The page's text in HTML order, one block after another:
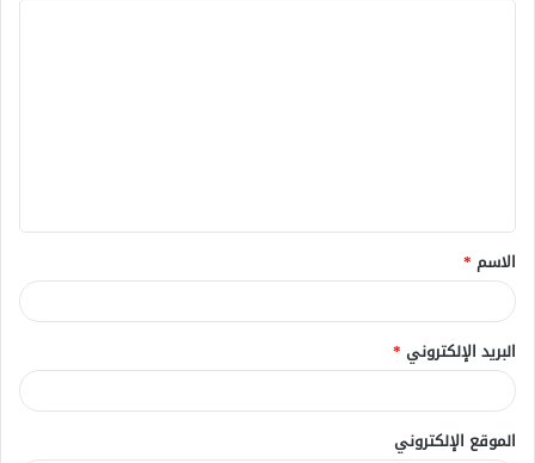
ق
*
الاسم *
البريد الإلكتروني *
الموقع الإلكتروني